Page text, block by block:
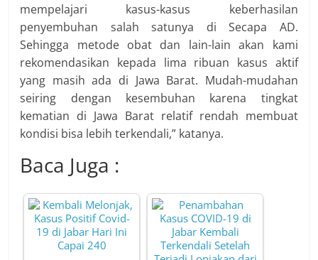
mempelajari kasus-kasus keberhasilan
penyembuhan salah satunya di Secapa AD.
Sehingga metode obat dan lain-lain akan kami
rekomendasikan kepada lima ribuan kasus aktif
yang masih ada di Jawa Barat. Mudah-mudahan
seiring dengan kesembuhan karena tingkat
kematian di Jawa Barat relatif rendah membuat
kondisi bisa lebih terkendali,” katanya.
Baca Juga :